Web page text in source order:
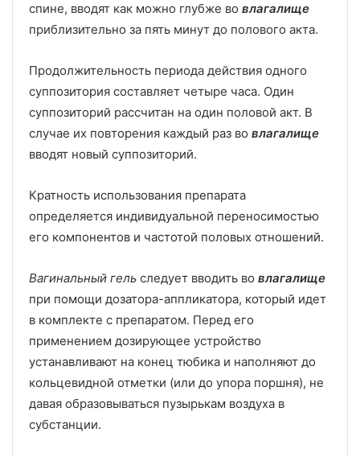
спине, вводят как можно глубже во влагалище
приблизительно за пять минут до полового акта.
Продолжительность периода действия одного
суппозитория составляет четыре часа. Один
суппозиторий рассчитан на один половой акт. В
случае их повторения каждый раз во влагалище
вводят новый суппозиторий.
Кратность использования препарата
определяется индивидуальной переносимостью
его компонентов и частотой половых отношений.
Вагинальный гель следует вводить во влагалище
при помощи дозатора-аппликатора, который идет
в комплекте с препаратом. Перед его
применением дозирующее устройство
устанавливают на конец тюбика и наполняют до
кольцевидной отметки (или до упора поршня), не
давая образовываться пузырькам воздуха в
субстанции.